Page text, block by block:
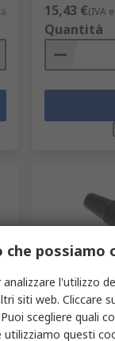
15,43 €(IVA
Quantità
In
Connettore
che
l'utilizzo
siti web. Cliccare
scegliere quali
utilizziamo questi